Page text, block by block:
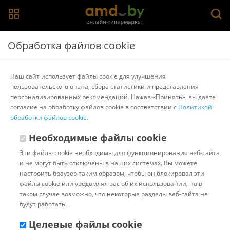
Главная > Каталог товаров
Банкетки, тумбы и полки для
обуви
Популярные
Код:1103226 В наличии
Италия О-800 (дуб сонома/
белый глянец)
Доставка в г.Минск 10 августа
с 18:00 до 23:00.Стоимость:
БЕСПЛАТНО
Обработка файлов cookie
Наш сайт использует файлы cookie для улучшения
пользовательского опыта, сбора статистики и представления
персонализированных рекомендаций. Нажав «Принять», вы даете
согласие на обработку файлов cookie в соответствии с Политикой
обработки файлов cookie.
Необходимые файлы cookie
Эти файлы cookie необходимы для функционирования веб-сайта
и не могут быть отключены в наших системах. Вы можете
настроить браузер таким образом, чтобы он блокировал эти
файлы cookie или уведомлял вас об их использовании, но в
таком случае возможно, что некоторые разделы веб-сайта не
будут работать.
Целевые файлы cookie